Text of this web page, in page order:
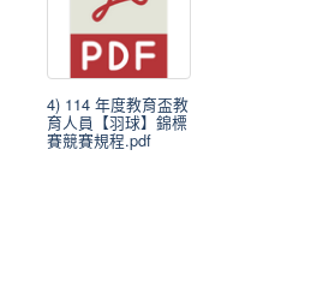
4) 114 年度教育盃教
育人員【羽球】錦標
賽競賽規程.pdf